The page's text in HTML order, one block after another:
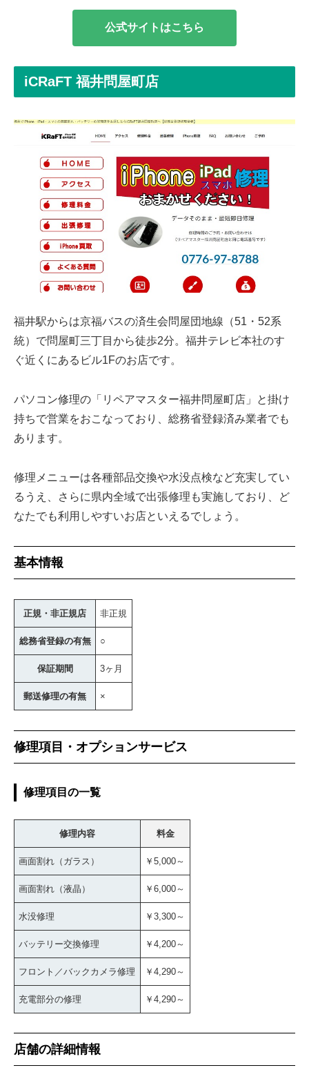
公式サイトはこちら
iCRaFT 福井問屋町店
福井駅からは京福バスの済生会問屋団地線（51・52系
統）で問屋町三丁目から徒歩2分。福井テレビ本社のす
ぐ近くにあるビル1Fのお店です。
パソコン修理の「リペアマスター福井問屋町店」と掛け
持ちで営業をおこなっており、総務省登録済み業者でも
あります。
修理メニューは各種部品交換や水没点検など充実してい
るうえ、さらに県内全域で出張修理も実施しており、ど
なたでも利用しやすいお店といえるでしょう。
基本情報
正規・非正規店 非正規
総務省登録の有無 ○
保証期間 3ヶ月
郵送修理の有無 ×
修理項目・オプションサービス
修理項目の一覧
修理内容 料金
画面割れ（ガラス） ￥5,000～
画面割れ（液晶） ￥6,000～
水没修理 ￥3,300～
バッテリー交換修理 ￥4,200～
フロント／バックカメラ修理 ￥4,290～
充電部分の修理 ￥4,290～
店舗の詳細情報